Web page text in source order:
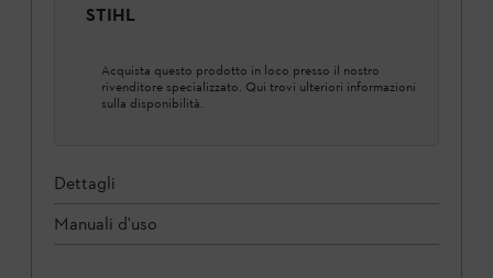
STIHL
Acquista questo prodotto in loco presso il nostro
rivenditore specializzato. Qui trovi ulteriori informazioni
sulla disponibilità.
Dettagli
Manuali d'uso